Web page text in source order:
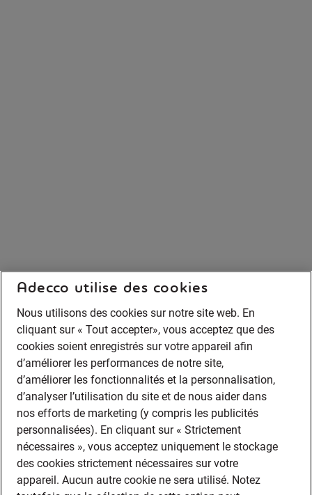
Adecco utilise des cookies
Nous utilisons des cookies sur notre site web. En
cliquant sur « Tout accepter», vous acceptez que des
cookies soient enregistrés sur votre appareil afin
d’améliorer les performances de notre site,
d’améliorer les fonctionnalités et la personnalisation,
d’analyser l’utilisation du site et de nous aider dans
nos efforts de marketing (y compris les publicités
personnalisées). En cliquant sur « Strictement
nécessaires », vous acceptez uniquement le stockage
des cookies strictement nécessaires sur votre
appareil. Aucun autre cookie ne sera utilisé. Notez